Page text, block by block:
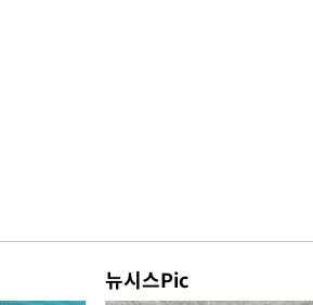
뉴시스Pic